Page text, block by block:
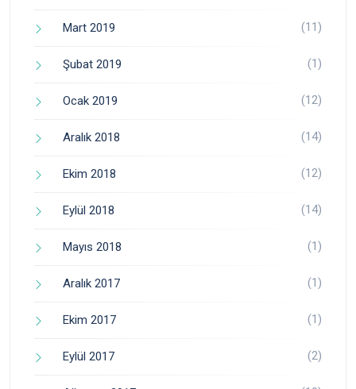
Mart 2019 (11)
Şubat 2019 (1)
Ocak 2019 (12)
Aralık 2018 (14)
Ekim 2018 (12)
Eylül 2018 (14)
Mayıs 2018 (1)
Aralık 2017 (1)
Ekim 2017 (1)
Eylül 2017 (2)